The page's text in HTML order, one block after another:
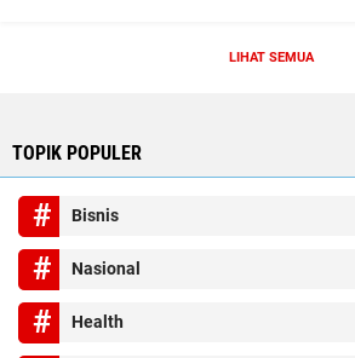
LIHAT SEMUA
TOPIK POPULER
Bisnis
Nasional
Health